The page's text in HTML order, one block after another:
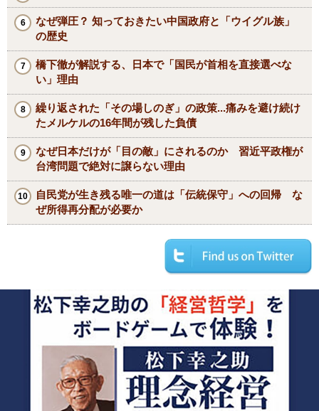
なぜ弾圧？ 知っておきたい中国政府と「ウイグル族」
の歴史
橋下徹が解説する、日本で「国民が首相を直接選べな
い」理由
繰り返された「その場しのぎ」の政策...痛みを避け続け
たメルケルの16年間が残した負債
なぜ日本だけが「目の敵」にされるのか 習近平政権が
台湾問題で絶対に譲らない理由
自民党が生き残る唯一の道は「伝統保守」への回帰 な
ぜ所得再分配が必要か